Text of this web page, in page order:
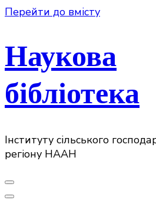
Перейти до вмісту
Наукова
бібліотека
Інституту сільського
регіону НААН